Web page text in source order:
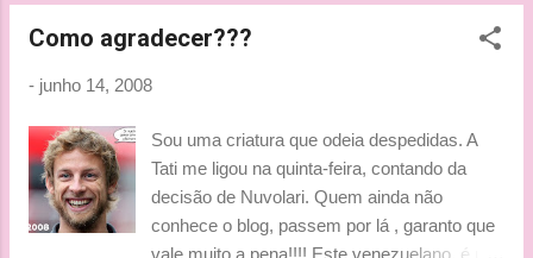
Como agradecer???
- junho 14, 2008
Sou uma criatura que odeia despedidas. A
Tati me ligou na quinta-feira, contando da
decisão de Nuvolari. Quem ainda não
conhece o blog, passem por lá , garanto que
vale muito a pena!!!! Este venezuelano, é um